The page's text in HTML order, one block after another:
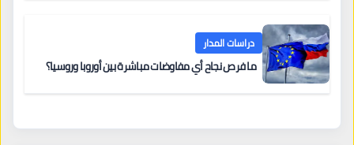
دراسات المدار
ما فرص نجاح أي مفاوضات مباشرة بين أوروبا وروسيا؟